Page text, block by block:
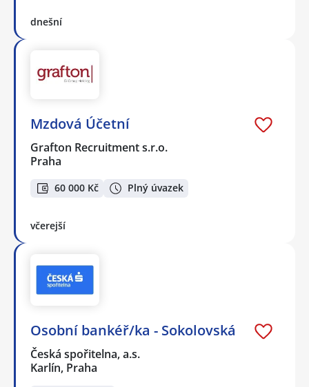
dnešní
Mzdová Účetní
Grafton Recruitment s.r.o.
Praha
60 000 Kč Plný úvazek
včerejší
Osobní bankéř/ka - Sokolovská
Česká spořitelna, a.s.
Karlín, Praha